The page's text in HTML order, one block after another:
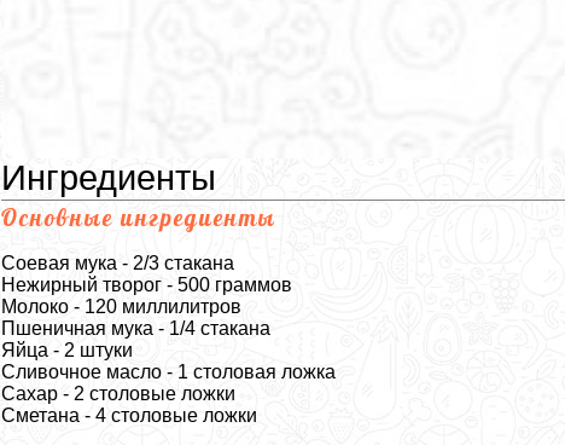
Ингредиенты
Основные ингредиенты
Соевая мука - 2/3 стакана
Нежирный творог - 500 граммов
Молоко - 120 миллилитров
Пшеничная мука - 1/4 стакана
Яйца - 2 штуки
Сливочное масло - 1 столовая ложка
Сахар - 2 столовые ложки
Сметана - 4 столовые ложки